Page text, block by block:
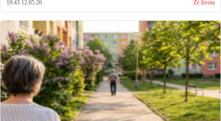
19:43 12.05.26 Ze života